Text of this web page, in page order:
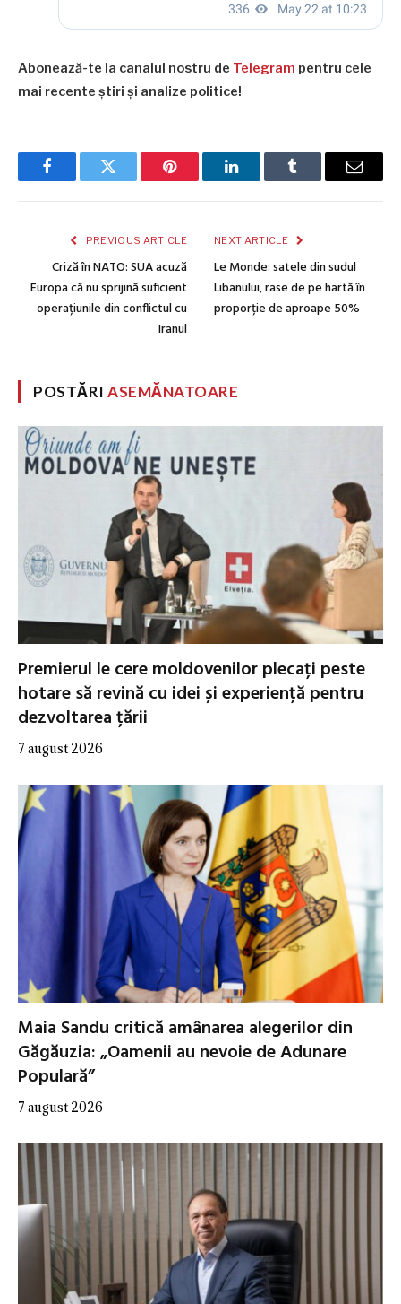
Abonează-te la canalul nostru de Telegram pentru cele
mai recente știri și analize politice!
FacebookTwitter Pinterest LinkedInTumblr Email
PREVIOUS ARTICLE
Criză în NATO: SUA acuză
Europa că nu sprijină suficient
operațiunile din conflictul cu
Iranul
NEXT ARTICLE
Le Monde: satele din sudul
Libanului, rase de pe hartă în
proporție de aproape 50%
POSTĂRIASEMĂNATOARE
Premierul le cere moldovenilor plecați peste
hotare să revină cu idei și experiență pentru
dezvoltarea țării
7 august 2026
Maia Sandu critică amânarea alegerilor din
Găgăuzia: „Oamenii au nevoie de Adunare
Populară”
7 august 2026